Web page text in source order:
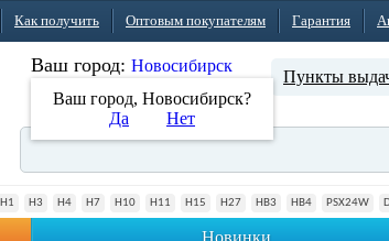
Как получить Оптовым покупателям Гарантия
Ваш город: Новосибирск
Ваш город, Новосибирск?
Да
Нет
Пункты
H1 H3 H4 H7 H10 H11 H15 H27 HB3 HB4 PSX24W
Новинки